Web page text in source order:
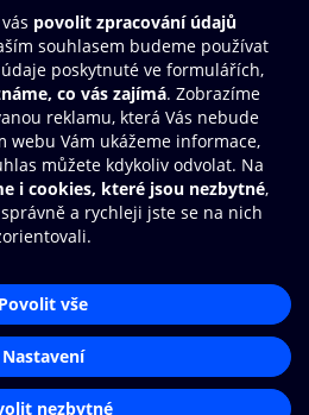
údajů
Aplikace O2 Knihovna
Čti a poslouchej své e-knihy a
rychleji a pohodlněji.